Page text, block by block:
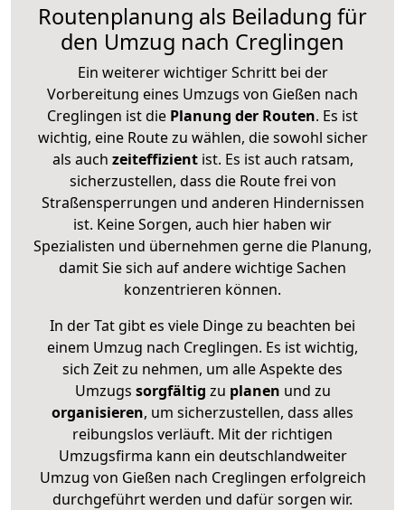
Routenplanung als Beiladung für
den Umzug nach Creglingen
Ein weiterer wichtiger Schritt bei der
Vorbereitung eines Umzugs von Gießen nach
Creglingen ist die Planung der Routen. Es ist
wichtig, eine Route zu wählen, die sowohl sicher
als auch zeiteffizientist. Es ist auch ratsam,
sicherzustellen, dass die Route frei von
Straßensperrungen und anderen Hindernissen
ist. Keine Sorgen, auch hier haben wir
Spezialisten und übernehmen gerne die Planung,
damit Sie sich auf andere wichtige Sachen
konzentrieren können.
In der Tat gibt es viele Dinge zu beachten bei
einem Umzug nach Creglingen. Es ist wichtig,
sich Zeit zu nehmen, um alle Aspekte des
Umzugs sorgfältig zu planen und zu
organisieren, um sicherzustellen, dass alles
reibungslos verläuft. Mit der richtigen
Umzugsfirma kann ein deutschlandweiter
Umzug von Gießen nach Creglingen erfolgreich
durchgeführt werden und dafür sorgen wir.